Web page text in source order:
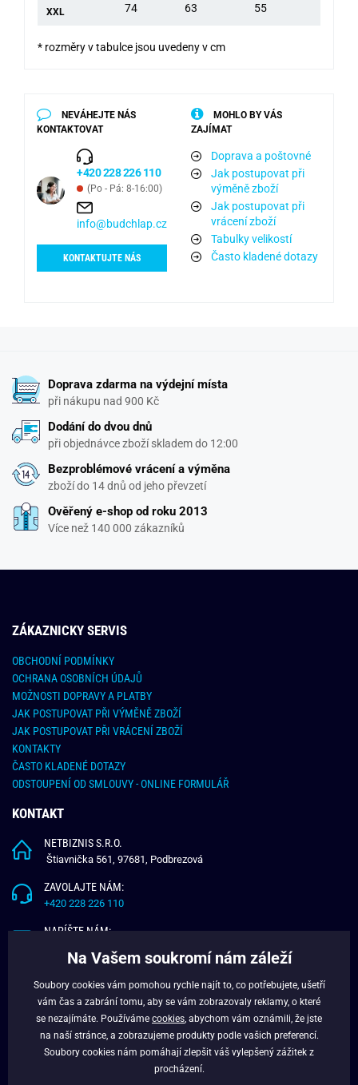
XXL 74 63 55
* rozměry v tabulce jsou uvedeny v cm
NEVÁHEJTE NÁS
KONTAKTOVAT
+420 228 226 110
(Po - Pá: 8-16:00)
info@budchlap.cz
KONTAKTUJTE NÁS
MOHLO BY VÁS
ZAJÍMAT
Doprava a poštovné
Jak postupovat při
výměně zboží
Jak postupovat při
vrácení zboží
Tabulky velikostí
Často kladené dotazy
Doprava zdarma na výdejní místa
při nákupu nad 900 Kč
Dodání do dvou dnů
při objednávce zboží skladem do 12:00
Bezproblémové vrácení a výměna
zboží do 14 dnů od jeho převzetí
Ověřený e-shop od roku 2013
Více než 140 000 zákazníků
ZÁKAZNICKY SERVIS
OBCHODNÍ PODMÍNKY
OCHRANA OSOBNÍCH ÚDAJŮ
MOŽNOSTI DOPRAVY A PLATBY
JAK POSTUPOVAT PŘI VÝMĚNĚ ZBOŽÍ
JAK POSTUPOVAT PŘI VRÁCENÍ ZBOŽÍ
KONTAKTY
ČASTO KLADENÉ DOTAZY
ODSTOUPENÍ OD SMLOUVY - ONLINE FORMULÁŘ
KONTAKT
NETBIZNIS S.R.O.
Štiavnička 561, 97681, Podbrezová
ZAVOLAJTE NÁM:
+420 228 226 110
NAPÍŠTE NÁM:
O NÁS
VĚRNOSTNÍ PROGRAM
Na Vašem soukromí nám záleží
Soubory cookies vám pomohou rychle najít to, co potřebujete, ušetří
vám čas a zabrání tomu, aby se vám zobrazovaly reklamy, o které
se nezajímáte. Používáme cookies , abychom vám oznámili, že jste
na naší stránce, a zobrazujeme produkty podle vašich preferencí.
Soubory cookies nám pomáhají zlepšit váš vylepšený zážitek z
procházení.